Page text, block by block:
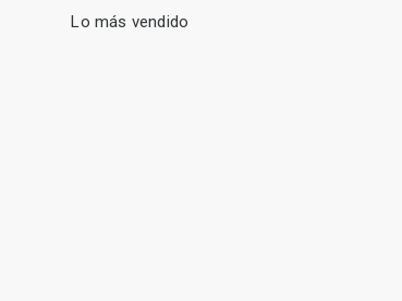
Lo más vendido